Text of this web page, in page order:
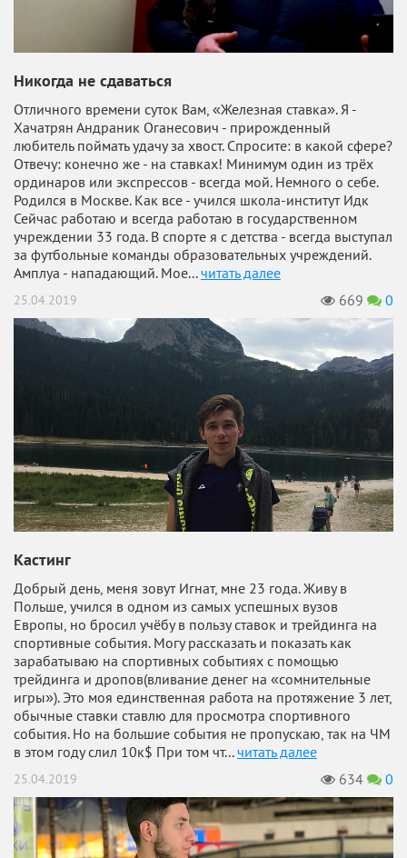
Никогда не сдаваться
Отличного времени суток Вам, «Железная ставка». Я -
Хачатрян Андраник Оганесович - прирожденный
любитель поймать удачу за хвост. Спросите: в какой сфере?
Отвечу: конечно же - на ставках! Минимум один из трёх
ординаров или экспрессов - всегда мой. Немного о себе.
Родился в Москве. Как все - учился школа-институт Идк
Сейчас работаю и всегда работаю в государственном
учреждении 33 года. В спорте я с детства - всегда выступал
за футбольные команды образовательных учреждений.
Амплуа - нападающий. Мое...читать далее
25.04.2019 669 0
Кастинг
Добрый день, меня зовут Игнат, мне 23 года. Живу в
Польше, учился в одном из самых успешных вузов
Европы, но бросил учёбу в пользу ставок и трейдинга на
спортивные события. Могу рассказать и показать как
зарабатываю на спортивных событиях с помощью
трейдинга и дропов(вливание денег на «сомнительные
игры»). Это моя единственная работа на протяжение 3 лет,
обычные ставки ставлю для просмотра спортивного
события. Но на большие события не пропускаю, так на ЧМ
в этом году слил 10к$ При том чт...читать далее
25.04.2019 634 0